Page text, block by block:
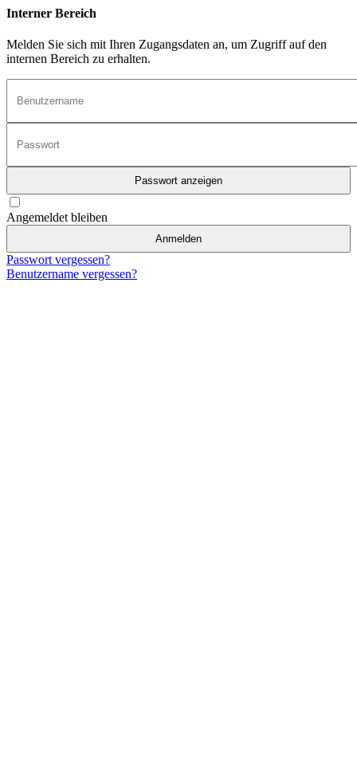
Interner Bereich
Melden Sie sich mit Ihren Zugangsdaten an, um Zugriff auf den
internen Bereich zu erhalten.
Passwort anzeigen
Angemeldet bleiben
Anmelden
Passwort vergessen?
Benutzername vergessen?